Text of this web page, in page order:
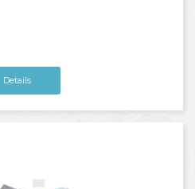
Details